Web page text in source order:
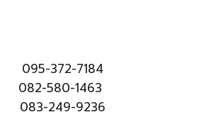
095-372-7184
082-580-1463
083-249-9236